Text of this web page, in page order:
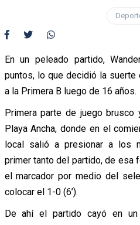
En un peleado partido,
puntos, lo que decidió la suerte
a la Primera B luego de 16 años.
Primera parte de juego
Playa Ancha, donde en el
local salió a presionar a los
primer tanto del partido, de esa
el marcador por medio del
colocar el 1-0 (6’).
De ahí el partido cayó en